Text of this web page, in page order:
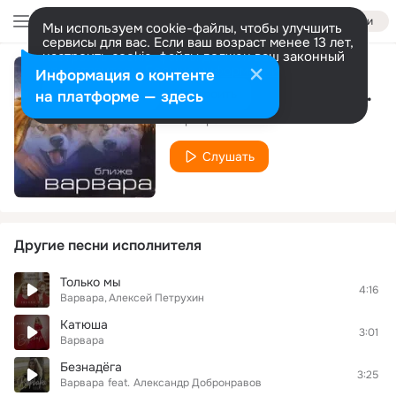
Войти
Мы используем cookie-файлы, чтобы улучшить
сервисы для вас. Если ваш возраст менее 13 лет,
настроить cookie-файлы должен ваш законный
представитель. Больше информации
Разрешить все Настроить Сердце мое не плачь
Варвара
Слушать
Другие песни исполнителя
Только мы
Варвара Алексей Петрухин
4:16
Катюша
Варвара
3:01
Безнадёга
Варвара feat. Александр Добронравов
3:25
Информация о контенте
на платформе — здесь